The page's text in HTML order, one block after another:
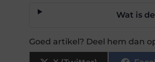
Wat is
Goed artikel? Deel hem dan